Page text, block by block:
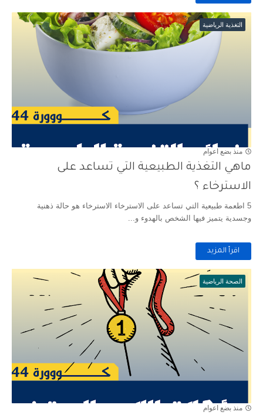
التغذية الرياضية
منذ بضع اعوام
ماهي التغذية الطبيعية التي تساعد على
الاسترخاء ؟
5 اطعمة طبيعية التي تساعد على الاسترخاء الاسترخاء هو حالة ذهنية
وجسدية يتميز فيها الشخص بالهدوء و...
اقرأ المزيد
الصحة الرياضية
منذ بضع اعوام